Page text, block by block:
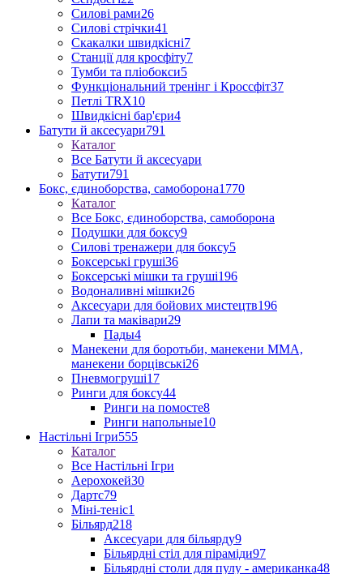
Силові рами26
Силові стрічки41
Скакалки швидкісні7
Станції для кросфіту7
Тумби та пліобокси5
Функціональний тренінг і Кроссфіт37
Петлі TRX10
Швидкісні бар'єри4
Батути й аксесуари791
Каталог
Все Батути й аксесуари
Батути791
Бокс, єдиноборства, самоборона1770
Каталог
Все Бокс, єдиноборства, самоборона
Подушки для боксу9
Силові тренажери для боксу5
Боксерські груші36
Боксерські мішки та груші196
Водоналивні мішки26
Аксесуари для бойових мистецтв196
Лапи та маківари29
Пады4
Манекени для боротьби, манекени ММА,
манекени борцівські26
Пневмогруші17
Ринги для боксу44
Ринги на помосте8
Ринги напольные10
Настільні Ігри555
Каталог
Все Настільні Ігри
Аерохокей30
Дартс79
Міні-теніс1
Більярд218
Аксесуари для більярду9
Більярдні стіл для піраміди97
Більярдні столи для пулу - американка48